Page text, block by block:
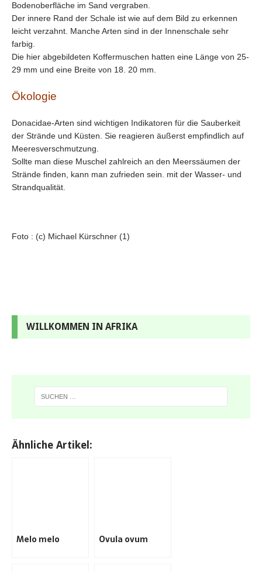
Bodenoberfläche im Sand vergraben.
Der innere Rand der Schale ist wie auf dem Bild zu erkennen
leicht verzahnt. Manche Arten sind in der Innenschale sehr
farbig.
Die hier abgebildeten Koffermuschen hatten eine Länge von 25-
29 mm und eine Breite von 18. 20 mm.
Ökologie
Donacidae-Arten sind wichtigen Indikatoren für die Sauberkeit
der Strände und Küsten. Sie reagieren äußerst empfindlich auf
Meeresverschmutzung.
Sollte man diese Muschel zahlreich an den Meerssäumen der
Strände finden, kann man zufrieden sein. mit der Wasser- und
Strandqualität.
Foto : (c) Michael Kürschner (1)
WILLKOMMEN IN AFRIKA
Ähnliche Artikel:
Melo melo Ovula ovum